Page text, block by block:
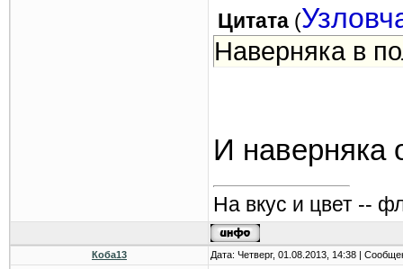
Цитата (
Наверняка в
И наверняка
На вкус и цвет --
Коба13 Дата: Четверг, 01.08.2013, 14:38 |